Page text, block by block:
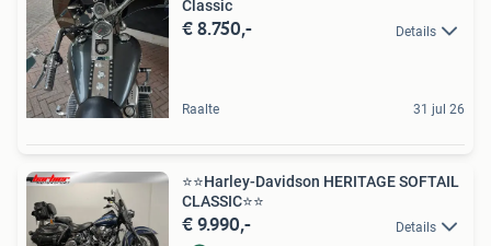
Classic
€ 8.750,- Details
Raalte 31 jul 26
⭐️⭐Harley-Davidson HERITAGE SOFTAIL
CLASSIC⭐⭐️
€ 9.990,- Details